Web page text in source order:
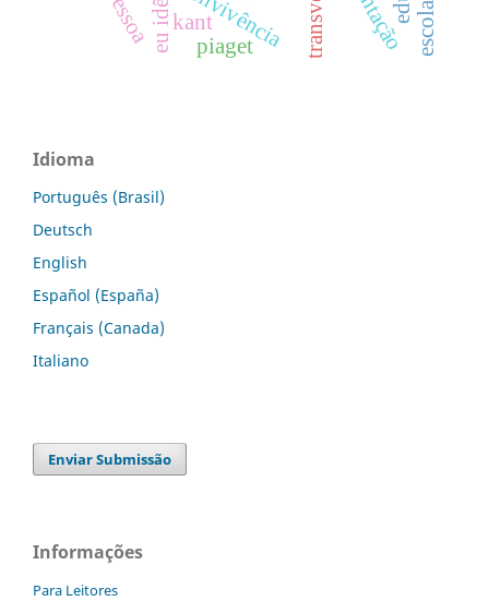
pessoa kant
piaget
Idioma
Português (Brasil)
Deutsch
English
Español (España)
Français (Canada)
Italiano
Enviar Submissão
Informações
Para Leitores